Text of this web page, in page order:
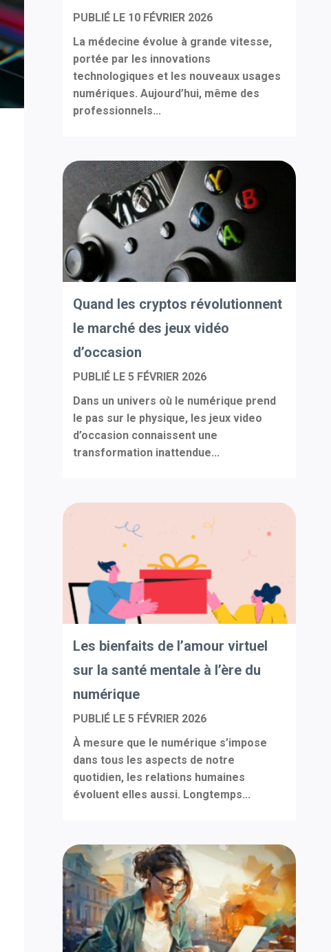
PUBLIÉ LE 10 FÉVRIER 2026
La médecine évolue à grande vitesse,
portée par les innovations
technologiques et les nouveaux usages
numériques. Aujourd’hui, même des
professionnels...
Quand les cryptos révolutionnent
le marché des jeux vidéo
d’occasion
PUBLIÉ LE5 FÉVRIER 2026
Dans un univers où le numérique prend
le pas sur le physique, les jeux video
d’occasion connaissent une
transformation inattendue...
Les bienfaits de l’amour virtuel
sur la santé mentale à l’ère du
numérique
PUBLIÉ LE5 FÉVRIER 2026
À mesure que le numérique s’impose
dans tous les aspects de notre
quotidien, les relations humaines
évoluent elles aussi. Longtemps...